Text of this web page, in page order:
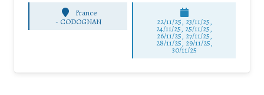
France
- CODOGNAN 22/11/25, 23/11/25,
24/11/25, 25/11/25,
26/11/25, 27/11/25,
28/11/25, 29/11/25,
30/11/25